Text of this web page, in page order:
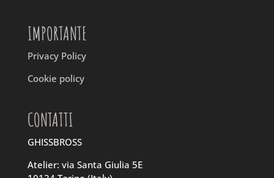
IMPORTANTE
Privacy Policy
Cookie policy
CONTATTI
GHISSBROSS
Atelier: via Santa Giulia 5E